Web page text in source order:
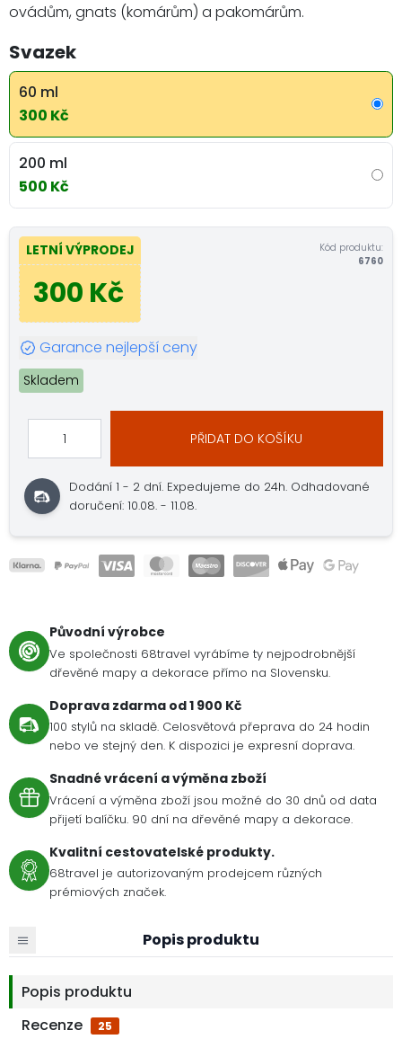
ovádům, gnats (komárům) a pakomárům.
Svazek
60 ml
300 Kč
200 ml
500 Kč
LETNÍ VÝPRODEJ
300 Kč
Kód produktu:
6760
Garance nejlepší ceny
Skladem
PŘIDAT DO KOŠÍKU
Dodání 1 - 2 dní. Expedujeme do 24h. Odhadované
doručení: 10.08. - 11.08.
Původní výrobce
Ve společnosti 68travel vyrábíme ty nejpodrobnější
dřevěné mapy a dekorace přímo na Slovensku.
Doprava zdarma od 1 900 Kč
100 stylů na skladě. Celosvětová přeprava do 24 hodin
nebo ve stejný den. K dispozici je expresní doprava.
Snadné vrácení a výměna zboží
Vrácení a výměna zboží jsou možné do 30 dnů od data
přijetí balíčku. 90 dní na dřevěné mapy a dekorace.
Kvalitní cestovatelské produkty.
68travel je autorizovaným prodejcem různých
prémiových značek.
Popis produktu
Popis produktu
Recenze
25